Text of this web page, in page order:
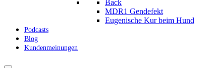
Back
MDR1 Gendefekt
Eugenische Kur beim Hund
Podcasts
Blog
Kundenmeinungen